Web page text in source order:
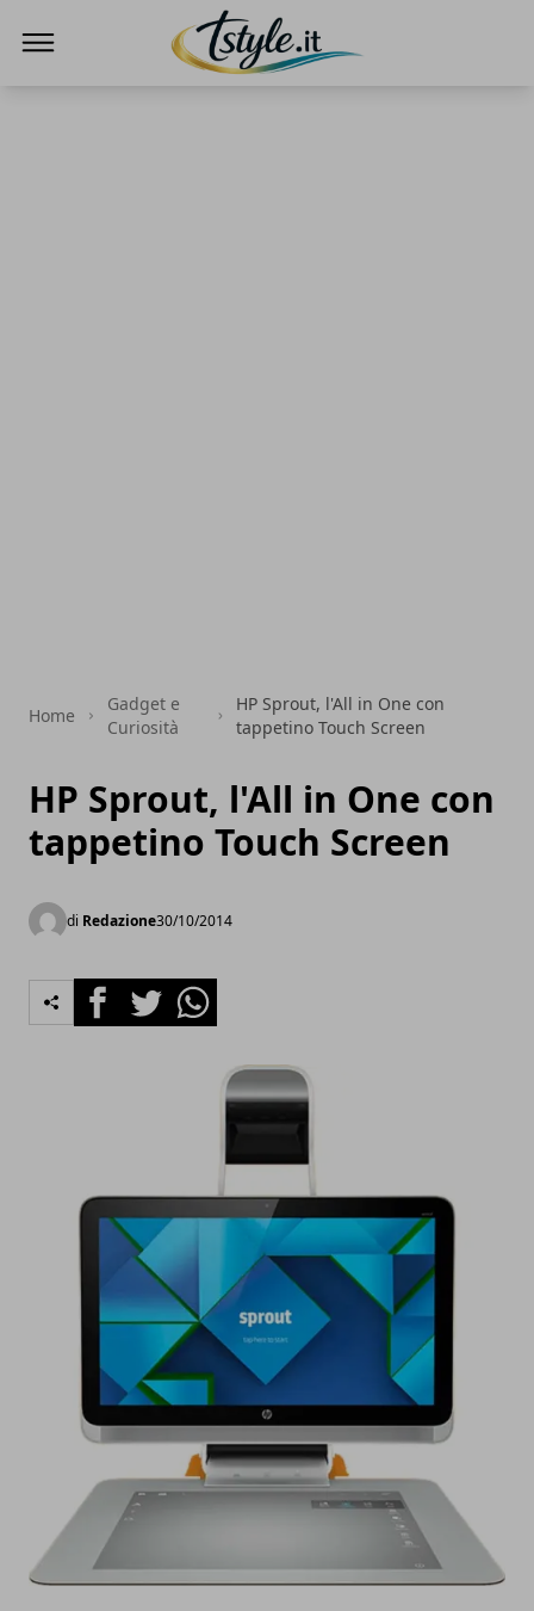
Home
Gadget e
Curiosità
HP Sprout, l'All in One con
tappetino Touch Screen
HP Sprout, l'All in One con
tappetino Touch Screen
di Redazione30/10/2014
FacebookTwitterWhatsapp